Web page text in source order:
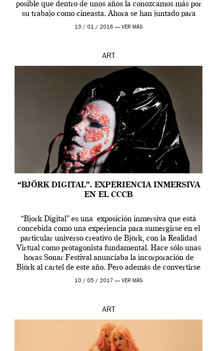
posible que dentro de unos años la conozcamos más por
su trabajo como cineasta. Ahora se han juntado para
contarnos una […]
13 / 01 / 2016 — VER MÁS
ART
“BJÖRK DIGITAL”. EXPERIENCIA INMERSIVA
EN EL CCCB
“Bjork Digital” es una exposición inmersiva que está
concebida como una experiencia para sumergirse en el
particular universo creativo de Björk, con la Realidad
Virtual como protagonista fundamental. Hace sólo unas
horas Sonar Festival anunciaba la incorporación de
Björk al cartel de este año. Pero además de convertirse
en una de las actuaciones más relevantes […]
10 / 05 / 2017 — VER MÁS
ART